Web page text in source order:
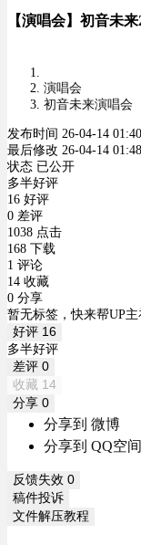
【演唱会】初音未
演唱会
初音未来演唱会
发布时间 26-04-14
最后修改 26-04-14
状态 已公开
多半好评
16 好评
0 差评
1038 点击
168 下载
1 评论
14 收藏
0 分享
暂无标签，快来帮UP主
好评 16
多半好评
差评 0
收藏 14
分享 0
分享到 微博
分享到 QQ空间
反馈失效 0
稿件投诉
文件解压教程